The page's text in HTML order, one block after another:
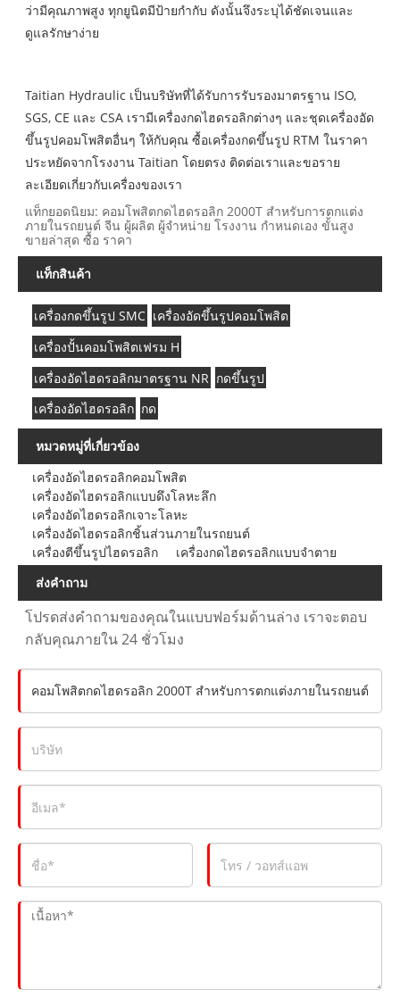
ว่ามีคุณภาพสูง ทุกยูนิตมีป้ายกำกับ ดังนั้นจึงระบุได้ชัดเจนและ
ดูแลรักษาง่าย
Taitian Hydraulic เป็นบริษัทที่ได้รับการรับรองมาตรฐาน ISO,
SGS, CE และ CSA เรามีเครื่องกดไฮดรอลิกต่างๆ และชุดเครื่องอัด
ขึ้นรูปคอมโพสิตอื่นๆ ให้กับคุณ ซื้อเครื่องกดขึ้นรูป RTM ในราคา
ประหยัดจากโรงงาน Taitian โดยตรง ติดต่อเราและขอราย
ละเอียดเกี่ยวกับเครื่องของเรา
แท็กยอดนิยม: คอมโพสิตกดไฮดรอลิก 2000T สำหรับการตกแต่ง
ภายในรถยนต์ จีน ผู้ผลิต ผู้จำหน่าย โรงงาน กำหนดเอง ขั้นสูง
ขายล่าสุด ซื้อ ราคา
แท็กสินค้า
เครื่องกดขึ้นรูป SMC เครื่องอัดขึ้นรูปคอมโพสิต
เครื่องปั้นคอมโพสิตเฟรม H
เครื่องอัดไฮดรอลิกมาตรฐาน NR กดขึ้นรูป
เครื่องอัดไฮดรอลิก กด
หมวดหมู่ที่เกี่ยวข้อง
เครื่องอัดไฮดรอลิกคอมโพสิต
เครื่องอัดไฮดรอลิกแบบดึงโลหะลึก
เครื่องอัดไฮดรอลิกเจาะโลหะ
เครื่องอัดไฮดรอลิกชิ้นส่วนภายในรถยนต์
เครื่องตีขึ้นรูปไฮดรอลิก
เครื่องกดไฮดรอลิกแบบจำตาย
ส่งคำถาม
โปรดส่งคำถามของคุณในแบบฟอร์มด้านล่าง เราจะตอบ
กลับคุณภายใน 24 ชั่วโมง